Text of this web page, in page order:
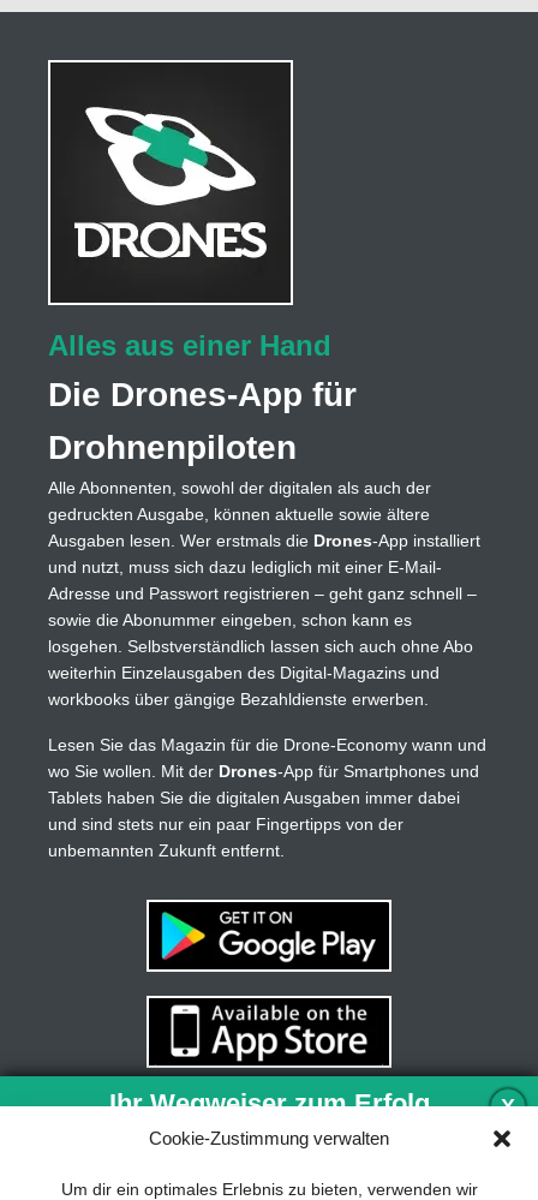
Cookie-Zustimmung verwalten
Um dir ein optimales Erlebnis zu bieten, verwenden wir
Alles aus einer Hand
Die Drones-App für
Drohnenpiloten
Alle Abonnenten, sowohl der digitalen als auch der
gedruckten Ausgabe, können aktuelle sowie ältere
Ausgaben lesen. Wer erstmals die Drones-App installiert
und nutzt, muss sich dazu lediglich mit einer E-Mail-
Adresse und Passwort registrieren – geht ganz schnell –
sowie die Abonummer eingeben, schon kann es
losgehen. Selbstverständlich lassen sich auch ohne Abo
weiterhin Einzelausgaben des Digital-Magazins und
workbooks über gängige Bezahldienste erwerben.
Lesen Sie das Magazin für die Drone-Economy wann und
wo Sie wollen. Mit der Drones-App für Smartphones und
Tablets haben Sie die digitalen Ausgaben immer dabei
und sind stets nur ein paar Fingertipps von der
unbemannten Zukunft entfernt.
X
Ihr Wegweiser zum Erfolg